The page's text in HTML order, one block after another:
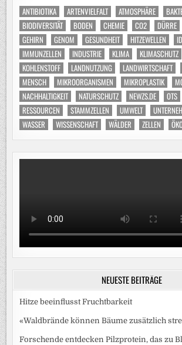
ANTIBIOTIKA ARTENVIELFALT ATMOSPHÄRE
BIODIVERSITÄT
BODEN CHEMIE CO2 DÜRRE
GEHIRN
GENOM GESUNDHEIT HITZEWELLEN
IMMUNZELLEN
INDUSTRIE KLIMA KLIMASCHUTZ
KOHLENSTOFF
LANDNUTZUNG LANDWIRTSCHAFT
MENSCH
MIKROORGANISMEN MIKROPLASTIK
NACHHALTIGKEIT
NATURSCHUTZ NEWZS.DE OTS
RESSOURCEN
STAMMZELLEN UMWELT
WASSER
WISSENSCHAFT WÄLDER ZELLEN
NEUESTE BEITRÄGE
Hitze beeinflusst Fruchtbarkeit
«Waldbrände können Bäume zusätzlich
Forschende entdecken Pilzprotein, das zu